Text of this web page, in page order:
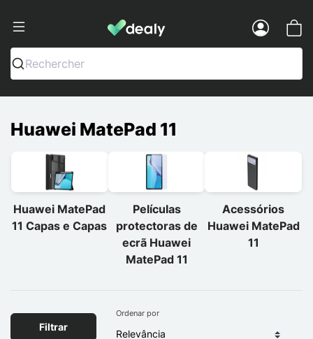
Dealy - Capas e acessórios para
Rechercher
Huawei MatePad 11
Huawei MatePad
11 Capas e Capas
Películas
protectoras de
ecrã Huawei
MatePad 11
Acessórios
Huawei MatePad
11
Filtrar
Ordenar por